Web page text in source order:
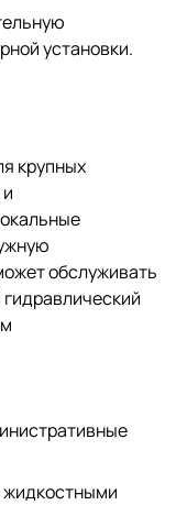
установки.
крупных
обслуживать